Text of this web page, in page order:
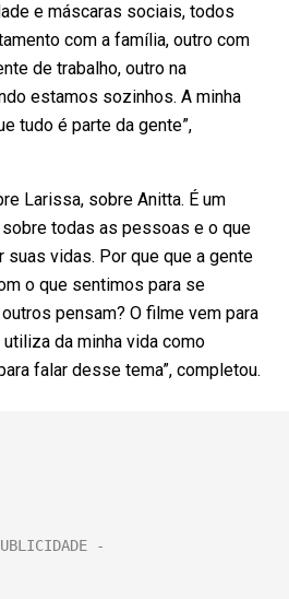
e máscaras sociais, todos
com a família, outro com
de trabalho, outro na
estamos sozinhos. A minha
tudo é parte da gente”,
Larissa, sobre Anitta. É um
todas as pessoas e o que
vidas. Por que que a gente
o que sentimos para se
pensam? O filme vem para
da minha vida como
falar desse tema”, completou.